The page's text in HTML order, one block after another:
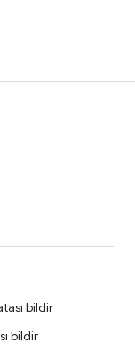
bildir
bildir